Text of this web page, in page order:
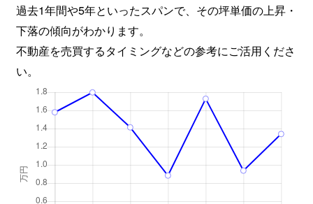
過去1年間や5年といったスパンで、その坪単価の上昇・
下落の傾向がわかります。
不動産を売買するタイミングなどの参考にご活用くださ
い。